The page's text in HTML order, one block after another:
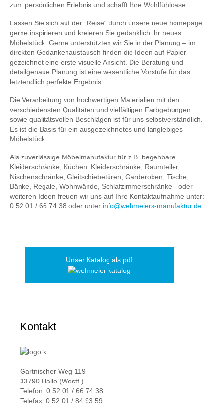
zum persönlichen Erlebnis und schafft Ihre Wohlfühloase.
Lassen Sie sich auf der „Reise“ durch unsere neue homepage
gerne inspirieren und kreieren Sie gedanklich Ihr neues
Möbelstück. Gerne unterstützten wir Sie in der Planung – im
direkten Gedankenaustausch finden die Ideen auf Papier
gezeichnet eine erste visuelle Ansicht. Die Beratung und
detailgenaue Planung ist eine wesentliche Vorstufe für das
letztendlich perfekte Ergebnis.
Die Verarbeitung von hochwertigen Materialien mit den
verschiedensten Qualitäten und vielfältigen Farbgebungen
sowie qualitätsvollen Beschlägen ist für uns selbstverständlich.
Es ist die Basis für ein ausgezeichnetes und langlebiges
Möbelstück.
Als zuverlässige Möbelmanufaktur für z.B. begehbare
Kleiderschränke, Küchen, Kleiderschränke, Raumteiler,
Nischenschränke, Gleitschiebetüren, Garderoben, Tische,
Bänke, Regale, Wohnwände, Schlafzimmerschränke - oder
weiteren Ideen freuen wir uns auf Ihre Kontaktaufnahme unter:
0 52 01 / 66 74 38 oder unter info@wehmeiers-manufaktur.de.
Unser Katalog als pdf
Kontakt
Gartnischer Weg 119
33790 Halle (Westf.)
Telefon: 0 52 01 / 66 74 38
Telefax: 0 52 01 / 84 93 59